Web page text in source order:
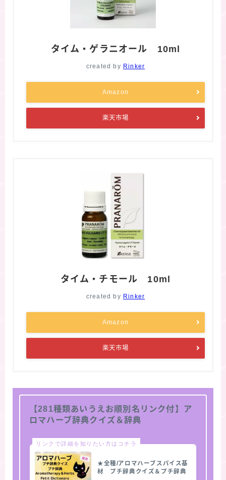
タイム・ゲラニオール 10ml
created by Rinker
Amazon
楽天市場
タイム・チモール 10ml
created by Rinker
Amazon
楽天市場
【281種類あいうえお順別名リンク付】ア
ロマハーブ辞典クイズ＆辞典
リンクで詳細を知りたい方はコチラ
★全種/アロマハーブスパイス基
材 プチ辞典クイズ＆プチ辞典